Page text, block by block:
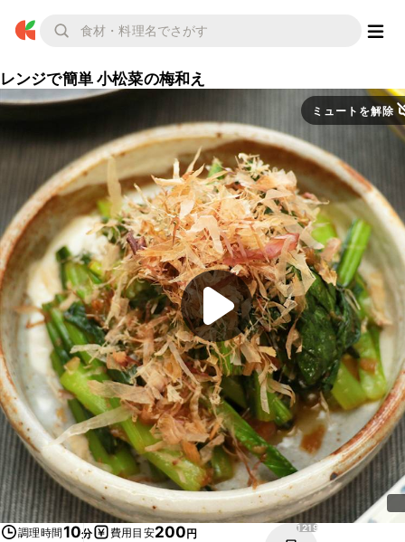
レンジで簡単 小松菜の梅和え
ミュートを解除
調理時間10分 費用目安200円 1219